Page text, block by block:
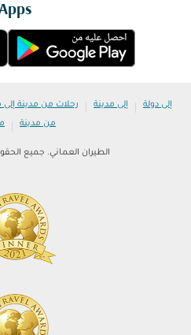
إلى دولة | إلى مدينة | رحلات من مدينة إلى
من مدينة |
الطيران العماني. جميع